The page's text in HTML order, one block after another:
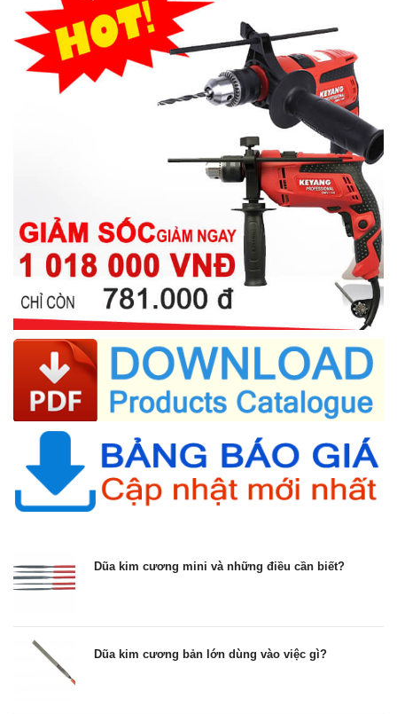
Dũa kim cương mini và những điều cần biết?
Dũa kim cương bản lớn dùng vào việc gì?